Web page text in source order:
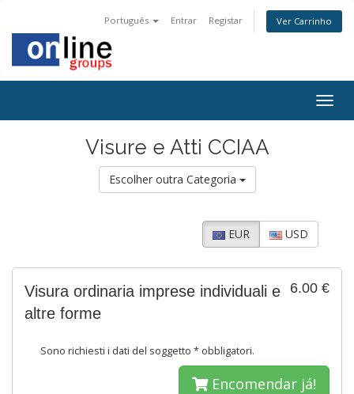
Português Entrar Registar Ver Carrinho
Visure e Atti CCIAA
Escolher outra Categoria
EUR USD
6.00 €
Visura ordinaria imprese individuali e
altre forme
Sono richiesti i dati del soggetto * obbligatori.
Encomendar já!